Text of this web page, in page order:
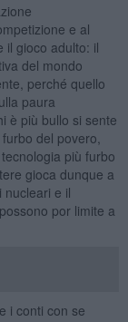
e al
il gioco adulto: il
del mondo
perché quello
paura
è più bullo si sente
del povero,
più furbo
gioca dunque a
nucleari e il
por limite a
i conti con se